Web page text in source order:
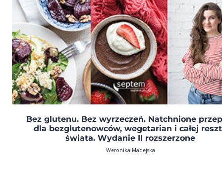
Bez glutenu. Bez wyrzeczeń. Natchnione
dla bezglutenowców, wegetarian i całej
świata. Wydanie II rozszerzone
Weronika Madejska